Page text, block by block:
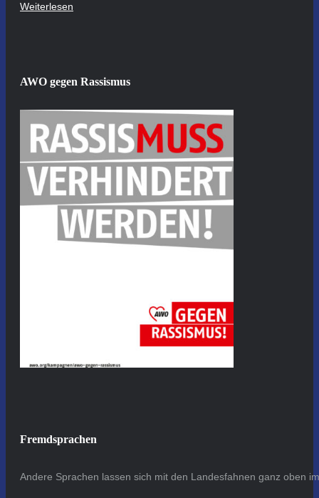
Weiterlesen
AWO gegen Rassismus
Fremdsprachen
Andere Sprachen lassen sich mit den Landesfahnen ganz oben